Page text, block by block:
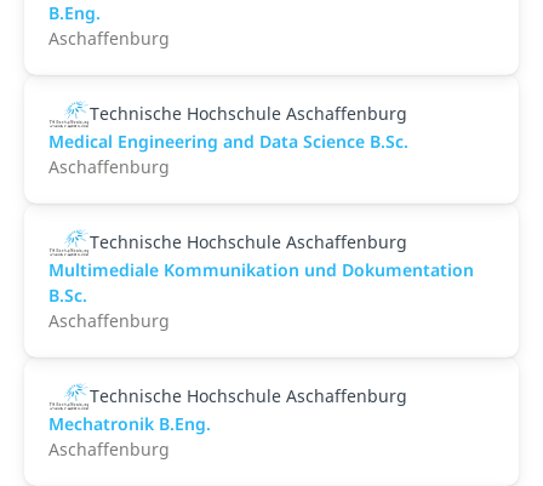
B.Eng.
Aschaffenburg
Technische Hochschule Aschaffenburg
Medical Engineering and Data Science B.Sc.
Aschaffenburg
Technische Hochschule Aschaffenburg
Multimediale Kommunikation und Dokumentation
B.Sc.
Aschaffenburg
Technische Hochschule Aschaffenburg
Mechatronik B.Eng.
Aschaffenburg